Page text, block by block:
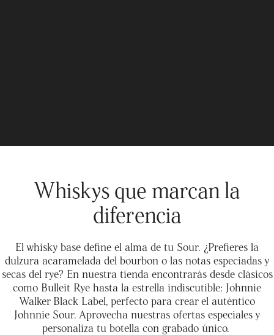
Whiskys que marcan la
diferencia
El whisky base define el alma de tu Sour. ¿Prefieres la
dulzura acaramelada del bourbon o las notas especiadas y
secas del rye? En nuestra tienda encontrarás desde clásicos
como Bulleit Rye hasta la estrella indiscutible: Johnnie
Walker Black Label, perfecto para crear el auténtico
Johnnie Sour. Aprovecha nuestras ofertas especiales y
personaliza tu botella con grabado único.